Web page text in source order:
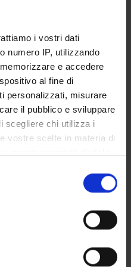
i vostri dati
numero IP, utilizzando
e accedere
al fine di
personalizzati, misurare
il pubblico e sviluppare
scegliere chi utilizza i
vostre scelte in materia di
consenso in qualsiasi
sui cookie o facendo clic
sulla tua posizione
Introduzione all'analisi
sintattica della lingua
delle categorie
sintattiche e relazioni
cosiddetta
grammaticale